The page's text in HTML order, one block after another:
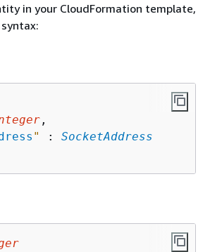
in your CloudFormation template,
,
" : SocketAddress